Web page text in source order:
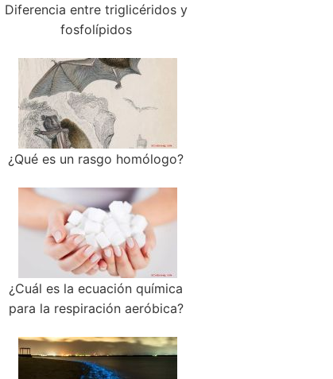
Diferencia entre triglicéridos y
fosfolípidos
¿Qué es un rasgo homólogo?
¿Cuál es la ecuación química
para la respiración aeróbica?